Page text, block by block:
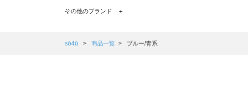
TSUHARU by Samansa Mos2（ツハルバイサマンサモスモス）の一覧
Samansa Mos2 Lagom（サマンサモスモス ラーゴム）の一覧
その他のブランド ＋
sō4ū 商品一覧 ブルー/青系